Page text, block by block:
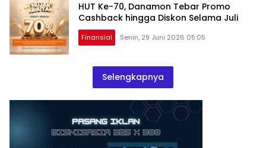
HUT Ke-70, Danamon Tebar Promo
Cashback hingga Diskon Selama Juli
Finansial Senin, 29 Juni 2026 05:05
Selengkapnya